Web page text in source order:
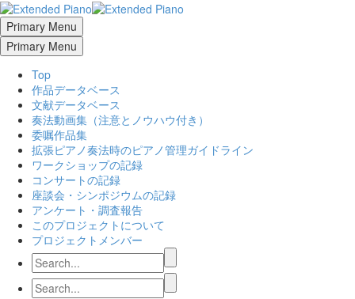
Primary Menu
Primary Menu
Top
作品データベース
文献データベース
奏法動画集（注意とノウハウ付き）
委嘱作品集
拡張ピアノ奏法時のピアノ管理ガイドライン
ワークショップの記録
コンサートの記録
座談会・シンポジウムの記録
アンケート・調査報告
このプロジェクトについて
プロジェクトメンバー